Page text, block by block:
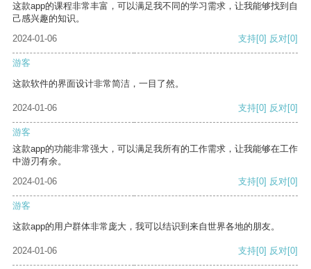
这款app的课程非常丰富，可以满足我不同的学习需求，让我能够找到自
己感兴趣的知识。
2024-01-06
支持[0] 反对[0]
游客
这款软件的界面设计非常简洁，一目了然。
2024-01-06 支持[0] 反对[0]
游客
这款app的功能非常强大，可以满足我所有的工作需求，让我能够在工作
中游刃有余。
2024-01-06
支持[0] 反对[0]
游客
这款app的用户群体非常庞大，我可以结识到来自世界各地的朋友。
2024-01-06 支持[0] 反对[0]